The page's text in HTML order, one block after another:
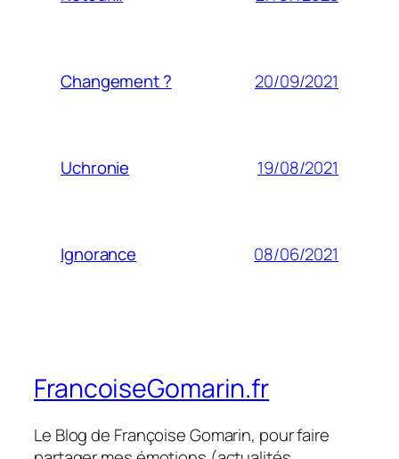
Changement ? 20/09/2021
Uchronie 19/08/2021
Ignorance 08/06/2021
FrancoiseGomarin.fr
Le Blog de Françoise Gomarin, pour faire